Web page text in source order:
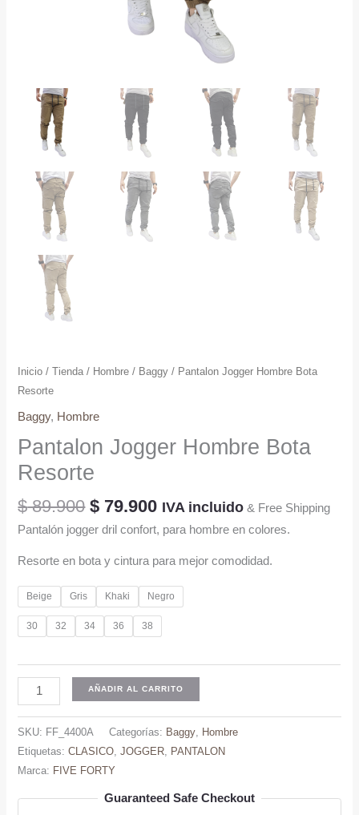
Inicio /Tienda / Hombre / Baggy / Pantalon Jogger Hombre Bota
Resorte
Baggy, Hombre
Pantalon Jogger Hombre Bota
Resorte
$89.900 El
precio
era:
$ 89.900.
$ 79.900El
precio
es:
$ 79.900.
IVA incluido & Free Shipping
Pantalón jogger dril confort, para hombre en colores.
Resorte en bota y cintura para mejor comodidad.
Beige Gris Khaki Negro
30 32 34 36 38
Pantalon
Jogger
AÑADIR AL CARRITO
SKU: FF_4400A Categorías: Baggy
Hombre
Etiquetas:CLASICO ,JOGGER
PANTALON
Marca: FIVE FORTY
Guaranteed Safe Checkout